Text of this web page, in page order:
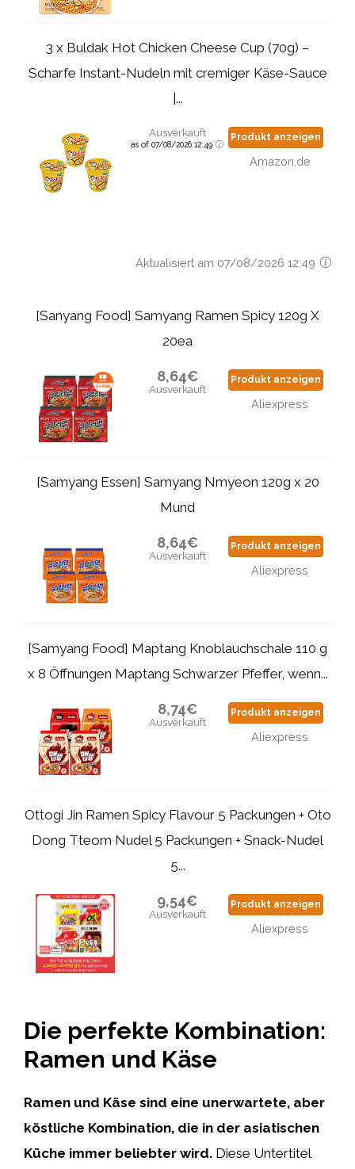
3 x Buldak Hot Chicken Cheese Cup (70g) –
Scharfe Instant-Nudeln mit cremiger Käse-Sauce
|...
Ausverkauft
as of 07/08/2026 12:49
Produkt anzeigen
Amazon.de
Aktualisiert am 07/08/2026 12:49
[Sanyang Food] Samyang Ramen Spicy 120g X
20ea
8,64€
Ausverkauft
Produkt anzeigen
Aliexpress
[Samyang Essen] Samyang Nmyeon 120g x 20
Mund
8,64€
Ausverkauft
Produkt anzeigen
Aliexpress
[Samyang Food] Maptang Knoblauchschale 110 g
x 8 Öffnungen Maptang Schwarzer Pfeffer, wenn...
8,74€
Ausverkauft
Produkt anzeigen
Aliexpress
Ottogi Jin Ramen Spicy Flavour 5 Packungen + Oto
Dong Tteom Nudel 5 Packungen + Snack-Nudel
5...
9,54€
Ausverkauft
Produkt anzeigen
Aliexpress
Die perfekte Kombination:
Ramen und Käse
Ramen und Käse sind eine unerwartete, aber
köstliche Kombination, die in der asiatischen
Küche immer beliebter wird. Diese Untertitel